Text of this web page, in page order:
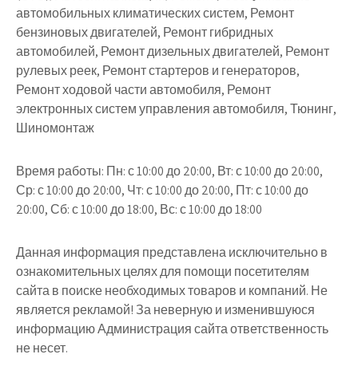
автомобильных климатических систем, Ремонт
бензиновых двигателей, Ремонт гибридных
автомобилей, Ремонт дизельных двигателей, Ремонт
рулевых реек, Ремонт стартеров и генераторов,
Ремонт ходовой части автомобиля, Ремонт
электронных систем управления автомобиля, Тюнинг,
Шиномонтаж
Время работы: Пн: с 10:00 до 20:00, Вт: с 10:00 до 20:00,
Ср: с 10:00 до 20:00, Чт: с 10:00 до 20:00, Пт: с 10:00 до
20:00, Сб: с 10:00 до 18:00, Вс: с 10:00 до 18:00
Данная информация представлена исключительно в
ознакомительных целях для помощи посетителям
сайта в поиске необходимых товаров и компаний. Не
является рекламой! За неверную и изменившуюся
информацию Администрация сайта ответственность
не несет.